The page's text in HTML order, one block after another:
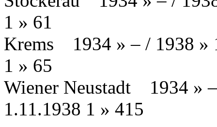
1 » 61
Krems
1934 » – / 1938 »
1 » 65
Wiener Neustadt
1934 »
1.11.1938 1 » 415